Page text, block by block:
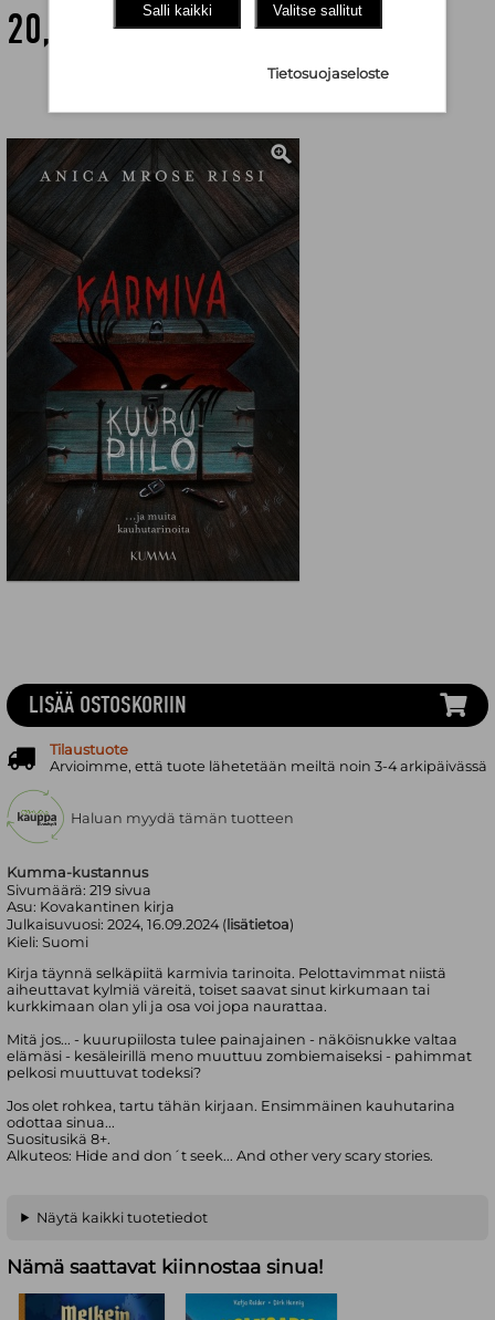
20,60 €
Kumma-kustannus
Sivumäärä:219 sivua
Asu: Kovakantinen kirja
Julkaisuvuosi:2024, 16.09.2024 ( lisätietoa)
Kieli:Suomi
Kirja täynnä selkäpiitä karmivia tarinoita. Pelottavimmat niistä
aiheuttavat kylmiä väreitä, toiset saavat sinut kirkumaan tai
kurkkimaan olan yli ja osa voi jopa naurattaa.
Mitä jos... - kuurupiilosta tulee painajainen - näköisnukke valtaa
elämäsi - kesäleirillä meno muuttuu zombiemaiseksi - pahimmat
pelkosi muuttuvat todeksi?
Jos olet rohkea, tartu tähän kirjaan. Ensimmäinen kauhutarina
odottaa sinua...
Suositusikä 8+.
Alkuteos: Hide and don´t seek... And other very scary stories.
LISÄÄ OSTOSKORIIN
Tilaustuote
Arvioimme, että tuote lähetetään meiltä noin 3-4 arkipäivässä
Haluan myydä tämän tuotteen
Näytä kaikki tuotetiedot
Nämä saattavat kiinnostaa sinua!
Salli kaikki Valitse sallitut
Tietosuojaseloste